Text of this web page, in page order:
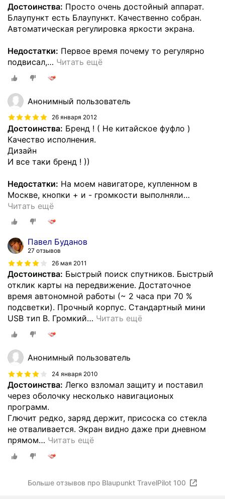
Достоинства: Просто очень достойный аппарат.
Блаупункт есть Блаупункт. Качественно собран.
Автоматическая регулировка яркости экрана.
Недостатки: Первое время почему то регулярно
подвисал,… Читать ещё
Анонимный пользователь
26 января 2012
Достоинства: Бренд ! ( Не китайское фуфло )
Качество исполнения.
Дизайн
И все таки бренд ! ))
Недостатки: На моем навигаторе, купленном в
Москве, кнопки + и - громкости выполняли…
Читать ещё
Павел Буданов
27 отзывов
26 мая 2011
Достоинства: Быстрый поиск спутников. Быстрый
отклик карты на передвижение. Достаточное
время автономной работы (~ 2 часа при 70 %
подсветки). Прочный корпус. Стандартный мини
USB тип B. Громкий… Читать ещё
Анонимный пользователь
24 января 2010
Достоинства: Легко взломал защиту и поставил
через оболочку несколько навигационых
программ.
Глючит редко, заряд держит, присоска со стекла
не отваливается. Экран видно даже при дневном
прямом… Читать ещё
Больше отзывов про Blaupunkt TravelPilot 100